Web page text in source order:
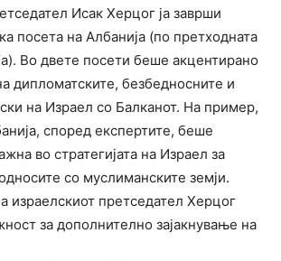
Исак Херцог ја заврши
посета на Албанија (по претходната
Во двете посети беше акцентирано
дипломатските, безбедносните и
на Израел со Балканот. На пример,
според експертите, беше
во стратегијата на Израел за
со муслиманските земји.
израелскиот претседател Херцог
за дополнително зајакнување на